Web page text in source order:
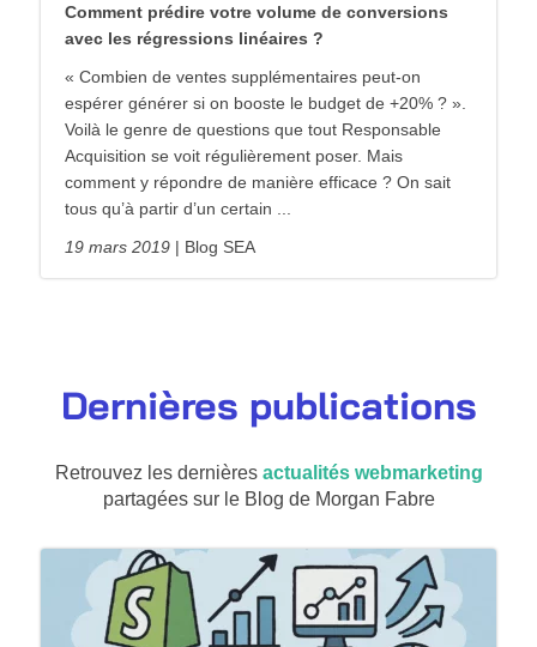
Comment prédire votre volume de conversions
avec les régressions linéaires ?
« Combien de ventes supplémentaires peut-on
espérer générer si on booste le budget de +20% ? ».
Voilà le genre de questions que tout Responsable
Acquisition se voit régulièrement poser. Mais
comment y répondre de manière efficace ? On sait
tous qu’à partir d’un certain ...
19 mars 2019
Blog SEA
Dernières publications
Retrouvez les dernières actualités webmarketing
partagées sur le Blog de Morgan Fabre